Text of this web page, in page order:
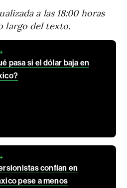
a las 18:00 horas
largo del texto.
pasa si el dólar baja en
confían en
pese a menos